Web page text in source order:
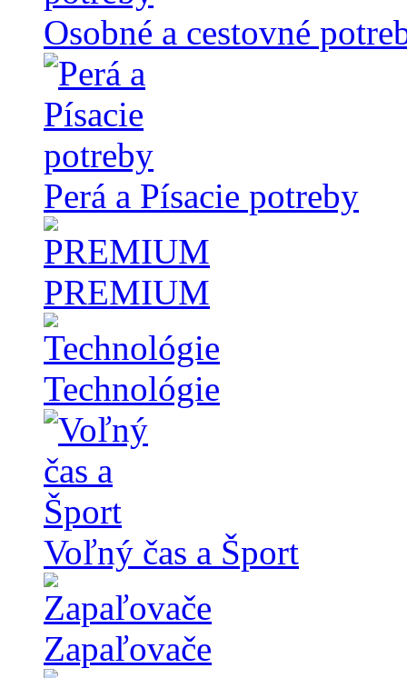
Osobné a cestovné
Perá a Písacie potreby
PREMIUM
Technológie
Voľný čas a Šport
Zapaľovače